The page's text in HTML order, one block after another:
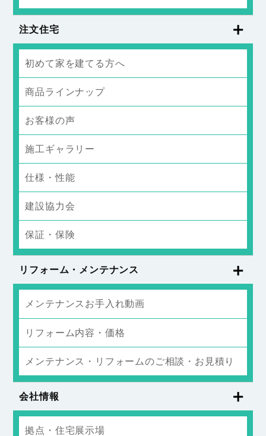
注文住宅
初めて家を建てる方へ
商品ラインナップ
お客様の声
施工ギャラリー
仕様・性能
建設協力会
保証・保険
リフォーム・メンテナンス
メンテナンスお手入れ動画
リフォーム内容・価格
メンテナンス・リフォームのご相談・お見積り
会社情報
拠点・住宅展示場